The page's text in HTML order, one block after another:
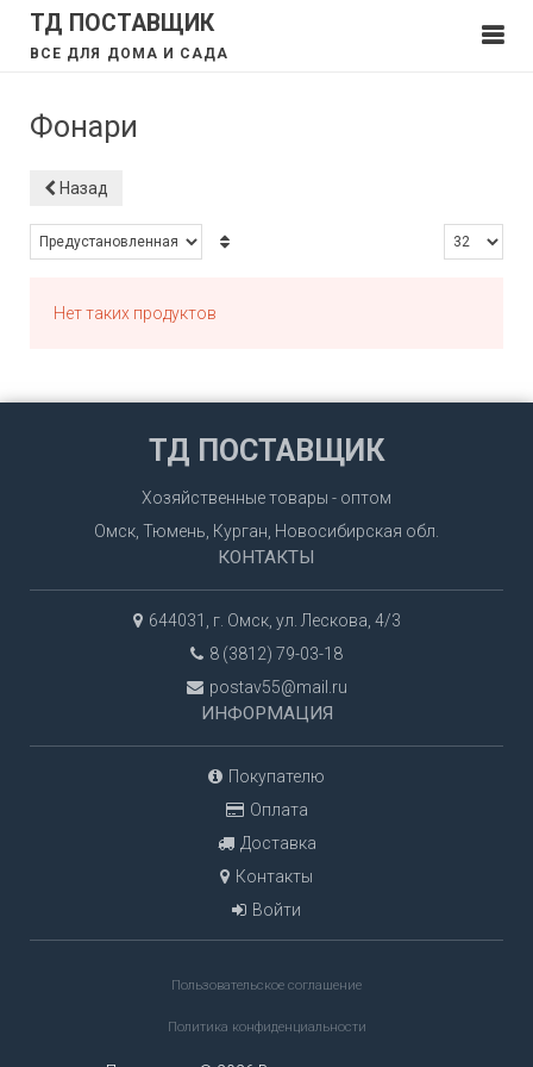
ТД ПОСТАВЩИК
ВСЕ ДЛЯ ДОМА И САДА
Фонари
Назад
Нет таких продуктов
ТД ПОСТАВЩИК
Хозяйственные товары - оптом
Омск, Тюмень, Курган, Новосибирская обл.
КОНТАКТЫ
644031, г. Омск, ул. Лескова, 4/3
8 (3812) 79-03-18
postav55@mail.ru
ИНФОРМАЦИЯ
Покупателю
Оплата
Доставка
Контакты
Войти
Пользовательское соглашение
Политика конфиденциальности